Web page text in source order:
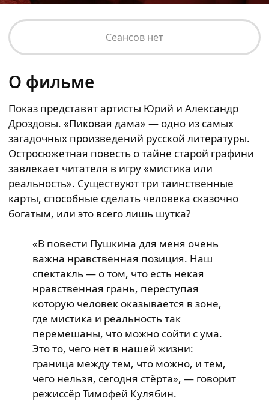
Сеансов нет
О фильме
Показ представят артисты Юрий и Александр
Дроздовы. «Пиковая дама» — одно из самых
загадочных произведений русской литературы.
Остросюжетная повесть о тайне старой графини
завлекает читателя в игру «мистика или
реальность». Существуют три таинственные
карты, способные сделать человека сказочно
богатым, или это всего лишь шутка?
«В повести Пушкина для меня очень
важна нравственная позиция. Наш
спектакль — о том, что есть некая
нравственная грань, переступая
которую человек оказывается в зоне,
где мистика и реальность так
перемешаны, что можно сойти с ума.
Это то, чего нет в нашей жизни:
граница между тем, что можно, и тем,
чего нельзя, сегодня стёрта», — говорит
режиссёр Тимофей Кулябин.